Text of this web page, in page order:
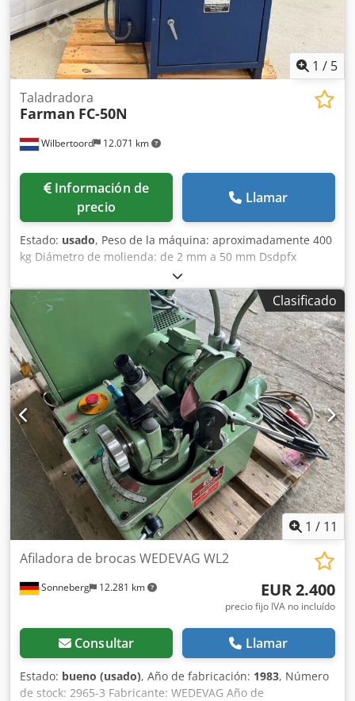
1 / 5
Wilbertoord 12.071 km
Taladradora
Farman FC-50N
Información de
precio
Llamar
Estado: usado, Peso de la máquina: aproximadamente 400
kg Diámetro de molienda: de 2 mm a 50 mm Dsdpfx
Afozhcibj Tokr Ángulo de molienda: de 40 a 180 grados
Velocidad: 2880
Clasificado
1 / 11
Sonneberg 12.281 km
Afiladora de brocas WEDEVAG WL2
EUR 2.400
precio fijo IVA no incluído
Consultar Llamar
Estado: bueno (usado), Año de fabricación: 1983, Número
de stock: 2965-3 Fabricante: WEDEVAG Año de